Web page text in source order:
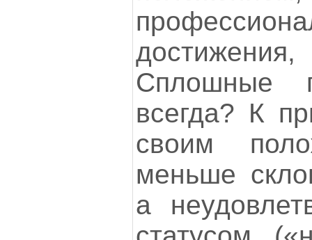
Сплошные
всегда? К
своим
меньше
а